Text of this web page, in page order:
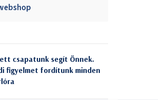
csapatunk segít Önnek.
figyelmet fordítunk minden